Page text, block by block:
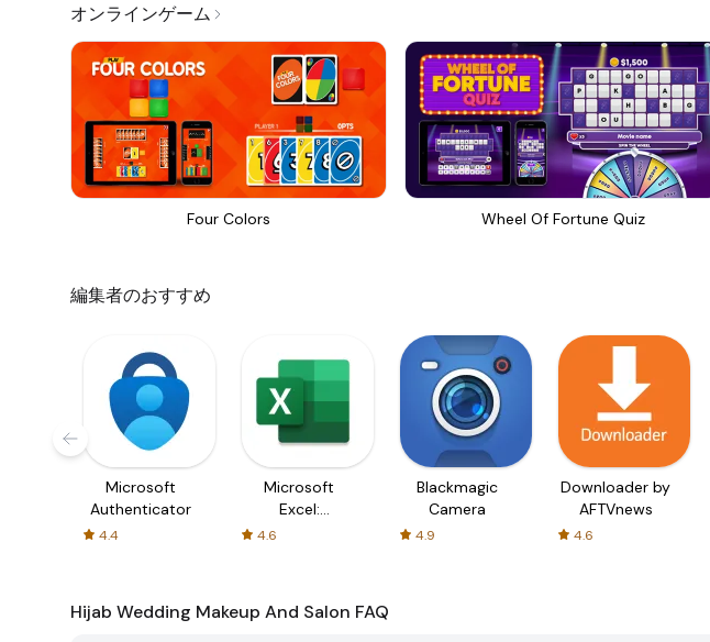
オンラインゲーム
Four Colors Wheel Of Fortune Quiz
編集者のおすすめ
Microsoft
Authenticator
4.4
Microsoft
Excel:
Spreadsheets
4.6
Blackmagic
Camera
4.9
Downloader by
AFTVnews
4.6
Hijab Wedding Makeup And Salon FAQ